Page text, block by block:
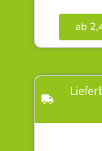
ab